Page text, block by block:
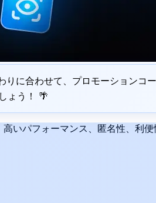
に合わせて、プロモーションコ
ょう！ 🌴
いパフォーマンス、匿名性、利便